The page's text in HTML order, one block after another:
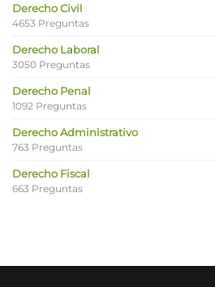
Derecho Civil
4653 Preguntas
Derecho Laboral
3050 Preguntas
Derecho Penal
1092 Preguntas
Derecho Administrativo
763 Preguntas
Derecho Fiscal
663 Preguntas